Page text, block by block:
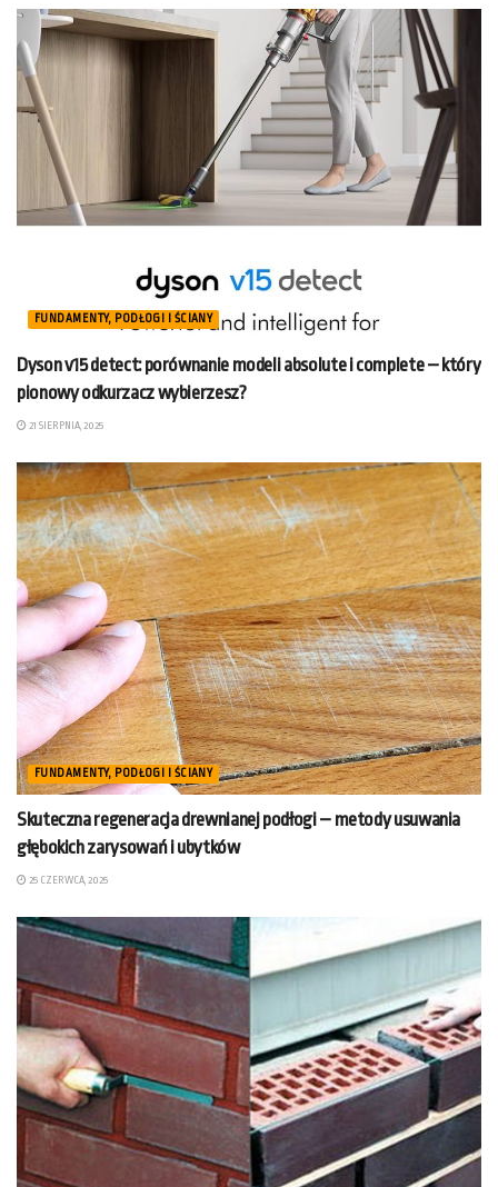
FUNDAMENTY, PODŁOGI I ŚCIANY
Dyson v15 detect: porównanie modeli absolute i complete – który
pionowy odkurzacz wybierzesz?
21 SIERPNIA, 2025
FUNDAMENTY, PODŁOGI I ŚCIANY
Skuteczna regeneracja drewnianej podłogi – metody usuwania
głębokich zarysowań i ubytków
25 CZERWCA, 2025